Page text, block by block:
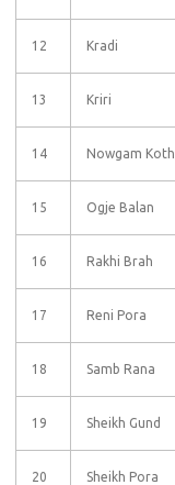
12 Kradi
13 Kriri
14 Nowgam
15 Ogje Balan
16 Rakhi Brah
17 Reni Pora
18 Samb Rana
19 Sheikh Gund
20 Sheikh Pora